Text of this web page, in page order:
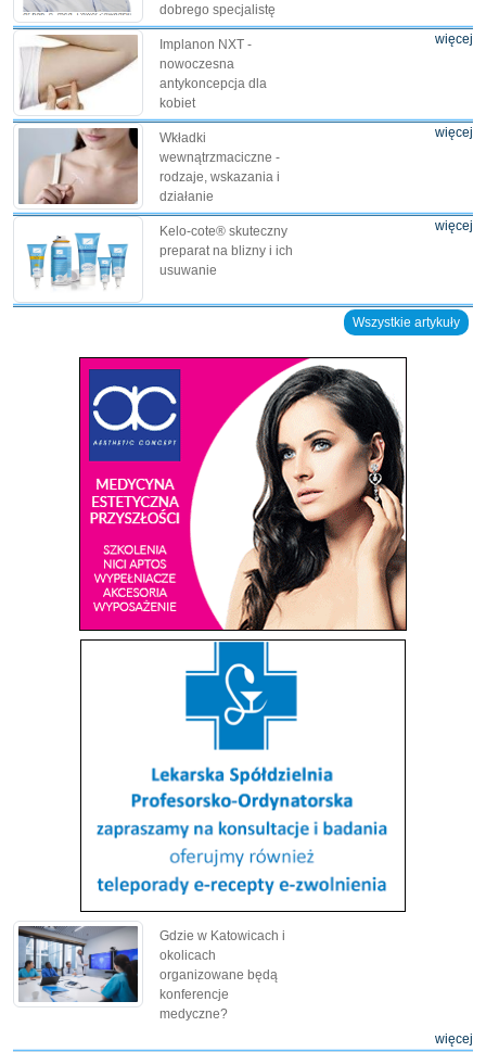
dobrego specjalistę
Implanon NXT -
nowoczesna
antykoncepcja dla
kobiet
więcej
Wkładki
wewnątrzmaciczne -
rodzaje, wskazania i
działanie
więcej
Kelo-cote® skuteczny
preparat na blizny i ich
usuwanie
więcej
Wszystkie artykuły
Gdzie w Katowicach i
okolicach
organizowane będą
konferencje
medyczne?
więcej